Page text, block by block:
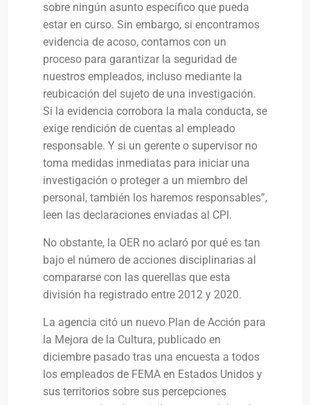
sobre ningún asunto específico que pueda
estar en curso. Sin embargo, si encontramos
evidencia de acoso, contamos con un
proceso para garantizar la seguridad de
nuestros empleados, incluso mediante la
reubicación del sujeto de una investigación.
Si la evidencia corrobora la mala conducta, se
exige rendición de cuentas al empleado
responsable. Y si un gerente o supervisor no
toma medidas inmediatas para iniciar una
investigación o proteger a un miembro del
personal, también los haremos responsables”,
leen las declaraciones enviadas al CPI.
No obstante, la OER no aclaró por qué es tan
bajo el número de acciones disciplinarias al
compararse con las querellas que esta
división ha registrado entre 2012 y 2020.
La agencia citó un nuevo Plan de Acción para
la Mejora de la Cultura, publicado en
diciembre pasado tras una encuesta a todos
los empleados de FEMA en Estados Unidos y
sus territorios sobre sus percepciones